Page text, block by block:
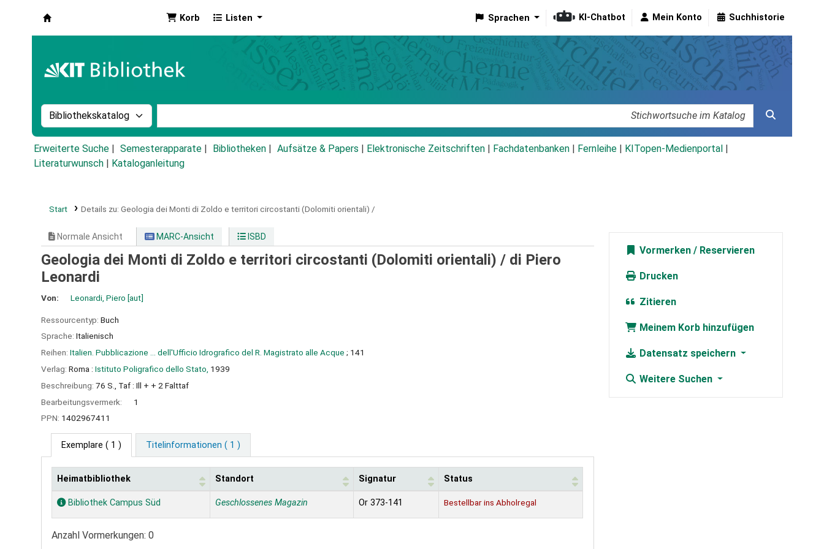
Korb Listen Sprachen KI-Chatbot Mein Konto Suchhistorie
Suche im Katalog nach:
Erweiterte Suche Semesterapparate Bibliotheken Aufsätze & Papers Elektronische Zeitschriften Fachdatenbanken Fernleihe KITopen-Medienportal
Literaturwunsch
Kataloganleitung
Start Details zu: Geologia dei Monti di Zoldo e territori circostanti (Dolomiti orientali) /
Normale Ansicht MARC-Ansicht ISBD
Geologia dei Monti di Zoldo e territori circostanti (Dolomiti orientali) / di Piero
Leonardi
Von: Leonardi, Piero [aut]
Ressourcentyp: Buch
Sprache: Italienisch
Reihen: Italien. Pubblicazione ... dell'Ufficio Idrografico del R. Magistrato alle Acque ; 141
Verlag: Roma : Istituto Poligrafico dello Stato, 1939
Beschreibung: 76 S., Taf : Ill + + 2 Falttaf
Bearbeitungsvermerk:
1
PPN: 1402967411
Exemplare ( 1 ) Titelinformationen ( 1 )
Exemplare
Heimatbibliothek Standort Signatur Status
Bibliothek Campus Süd Geschlossenes Magazin Or 373-141 Bestellbar ins Abholregal
Anzahl Vormerkungen: 0
Vormerken
Drucken
Zitieren
Meinem Korb hinzufügen
Datensatz speichern
Weitere Suchen